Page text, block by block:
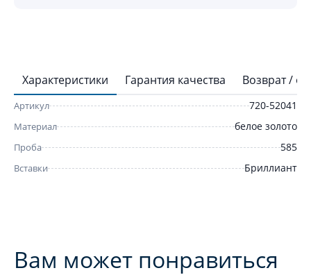
Характеристики Гарантия качества Возврат /
Артикул 720-52041
Материал белое золото
Проба 585
Вставки Бриллиант
Вам может понравиться